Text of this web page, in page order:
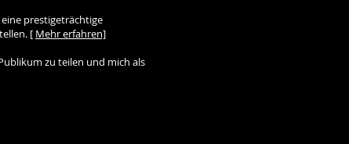
prestigeträchtige
[ Mehr erfahren]
zu teilen und mich als